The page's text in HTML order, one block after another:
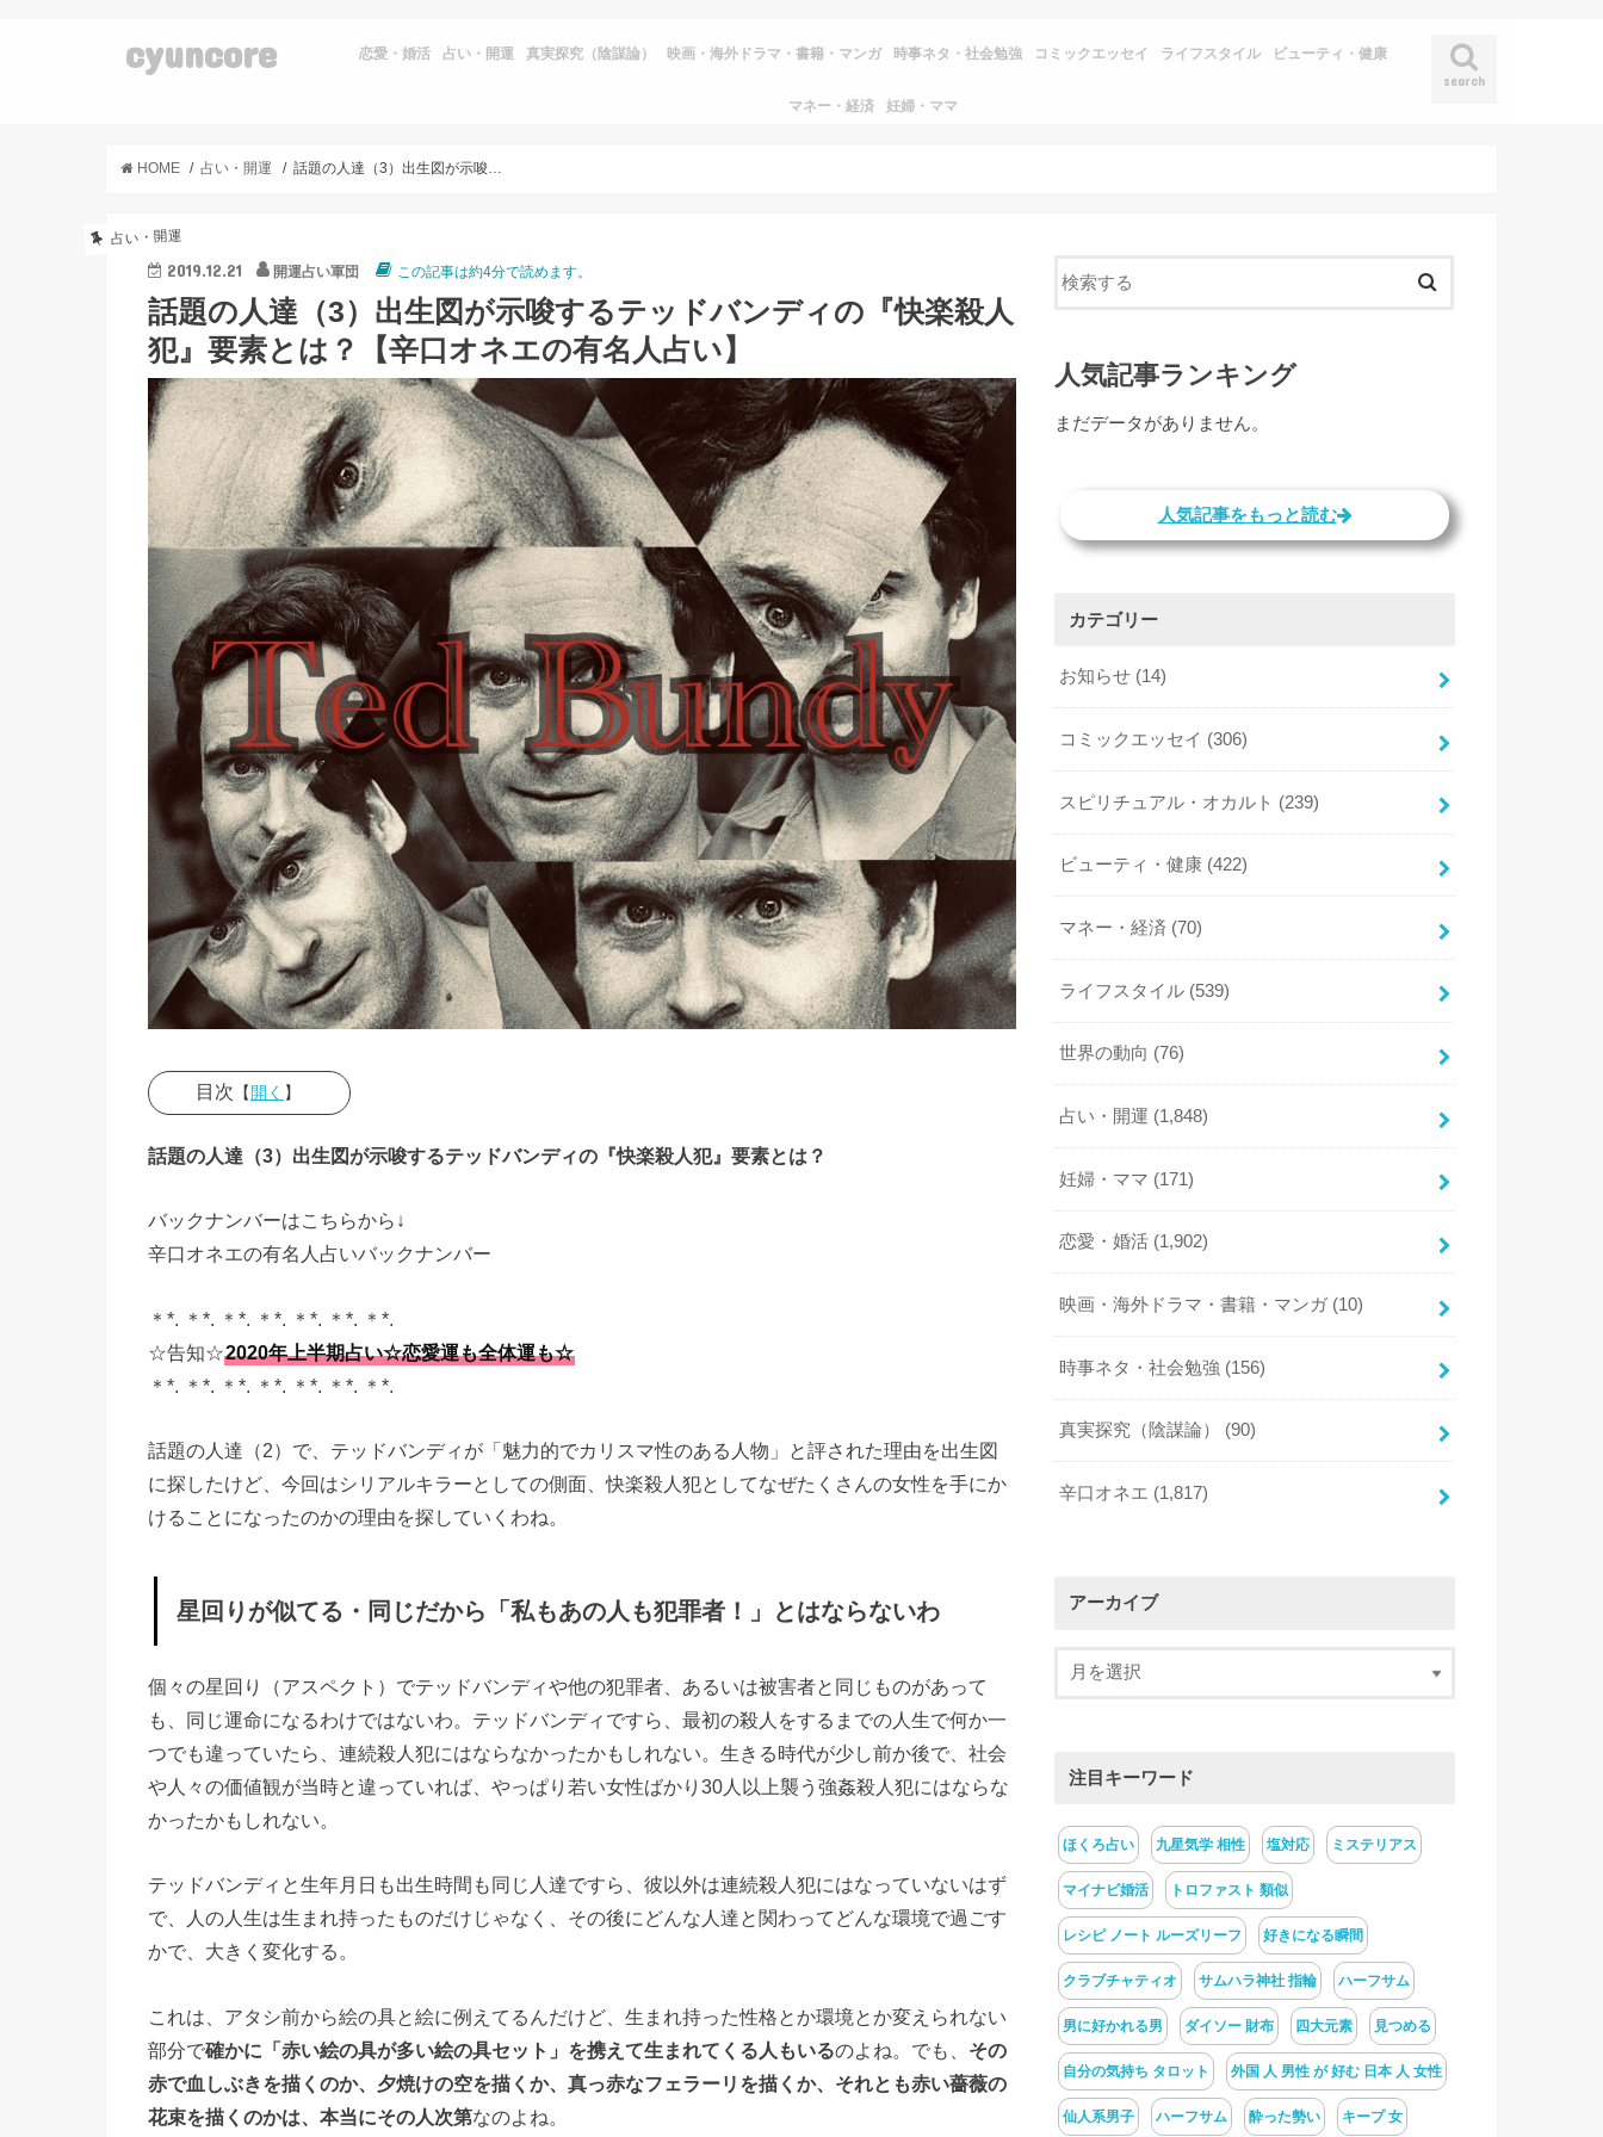
cyuncore
search
恋愛・婚活 占い・開運 真実探究（陰謀論） 映画・海外ドラマ・書籍・マンガ 時事ネタ・社会勉強 コミックエッセイ ライフスタイル ビューティ・健康
マネー・経済 妊婦・ママ
HOME 占い・開運 話題の人達（3）出生図が示唆するテッドバンディの『快楽殺人犯』要素とは？【辛口オネエの有名人占い】
占い・開運
2019.12.21 開運占い軍団 この記事は約4分で読めます。
話題の人達（3）出生図が示唆するテッドバンディの『快楽殺人
犯』要素とは？【辛口オネエの有名人占い】
目次 【開く 】
回り
が似
て
同じ
だか
「私
もあ
の人
者！
らな
いわ
»
リア
ルキ
ー』
の要
素は
どこ
話題の人達（3）出生図が示唆するテッドバンディの『快楽殺人犯』要素とは？
バックナンバーはこちらから↓
辛口オネエの有名人占いバックナンバー
＊*. ＊*. ＊*. ＊*. ＊*. ＊*. ＊*.
☆告知☆2020年上半期占い☆恋愛運も全体運も☆
＊*. ＊*. ＊*. ＊*. ＊*. ＊*. ＊*.
話題の人達（2）で、テッドバンディが「魅力的でカリスマ性のある人物」と評された理由を出生図
に探したけど、今回はシリアルキラーとしての側面、快楽殺人犯としてなぜたくさんの女性を手にか
けることになったのかの理由を探していくわね。
星回りが似てる・同じだから「私もあの人も犯罪者！」とはならないわ
個々の星回り（アスペクト）でテッドバンディや他の犯罪者、あるいは被害者と同じものがあって
も、同じ運命になるわけではないわ。テッドバンディですら、最初の殺人をするまでの人生で何か一
つでも違っていたら、連続殺人犯にはならなかったかもしれない。生きる時代が少し前か後で、社会
や人々の価値観が当時と違っていれば、やっぱり若い女性ばかり30人以上襲う強姦殺人犯にはならな
かったかもしれない。
テッドバンディと生年月日も出生時間も同じ人達ですら、彼以外は連続殺人犯にはなっていないはず
で、人の人生は生まれ持ったものだけじゃなく、その後にどんな人達と関わってどんな環境で過ごす
かで、大きく変化する。
これは、アタシ前から絵の具と絵に例えてるんだけど、生まれ持った性格とか環境とか変えられない
部分で確かに「赤い絵の具が多い絵の具セット」を携えて生まれてくる人もいるのよね。でも、 その
赤で血しぶきを描くのか、夕焼けの空を描くか、真っ赤なフェラーリを描くか、それとも赤い薔薇の
花束を描くのかは、本当にその人次第なのよね。
人気記事ランキング
まだデータがありません。
人気記事をもっと読む
カテゴリー
お知らせ (14)
コミックエッセイ (306)
スピリチュアル・オカルト (239)
ビューティ・健康 (422)
マネー・経済 (70)
ライフスタイル (539)
世界の動向 (76)
占い・開運 (1,848)
妊婦・ママ (171)
恋愛・婚活 (1,902)
映画・海外ドラマ・書籍・マンガ (10)
時事ネタ・社会勉強 (156)
真実探究（陰謀論） (90)
辛口オネエ (1,817)
アーカイブ
注目キーワード
ほくろ占い 九星気学 相性 塩対応 ミステリアス
マイナビ婚活 トロファスト 類似
レシピ ノート ルーズリーフ 好きになる瞬間
クラブチャティオ サムハラ神社 指輪 ハーフサム
男に好かれる男 ダイソー 財布 四大元素 見つめる
自分の気持ち タロット 外国 人 男性 が 好む 日本 人 女性
仙人系男子 ハーフサム 酔った勢い キープ 女